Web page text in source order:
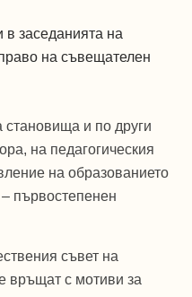
в заседанията на
на съвещателен
и по други
на педагогическия
на образованието
първостепенен
съвет на
връщат с мотиви за